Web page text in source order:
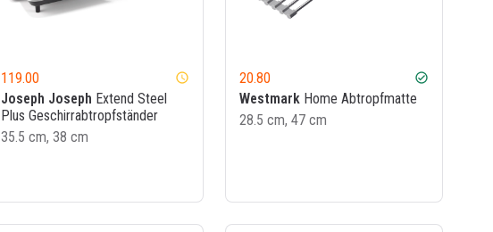
119.00 watch_later
Joseph Joseph Extend Steel
Plus Geschirrabtropfständer
35.5 cm, 38 cm
20.80 check_circle
Westmark Home Abtropfmatte
28.5 cm, 47 cm